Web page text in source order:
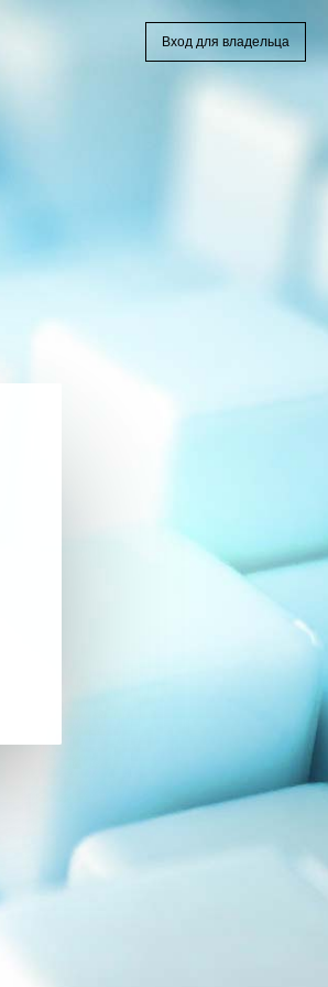
Вход для владельца